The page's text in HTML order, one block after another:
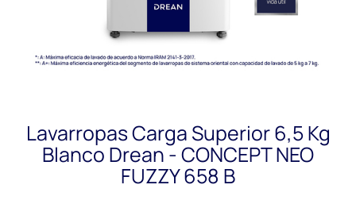
Lavarropas Carga Superior 6,5 Kg
Blanco Drean - CONCEPT NEO
FUZZY 658 B